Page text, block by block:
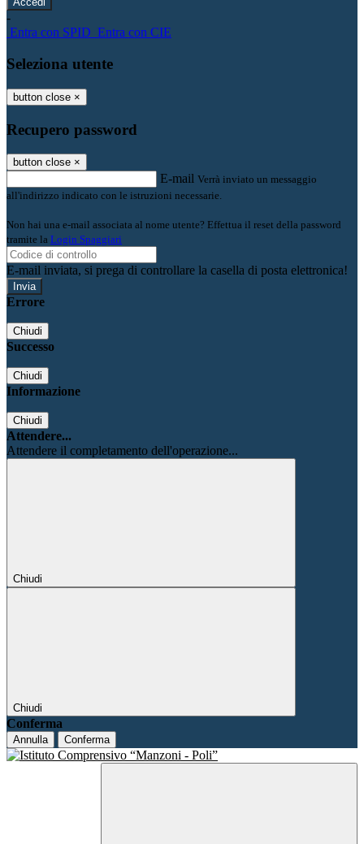
-
Entra con SPID Entra con CIE
Seleziona utente
button close ×
Recupero password
button close ×
E-mail Verrà inviato un messaggio
all'indirizzo indicato con le istruzioni necessarie.
Non hai una e-mail associata al nome utente? Effettua il reset della password
tramite la Login Spaggiari
E-mail inviata, si prega di controllare la casella di posta elettronica!
Errore
Chiudi
Successo
Chiudi
Informazione
Chiudi
Attendere...
Attendere il completamento dell'operazione...
Chiudi
Chiudi
Conferma
Annulla Conferma